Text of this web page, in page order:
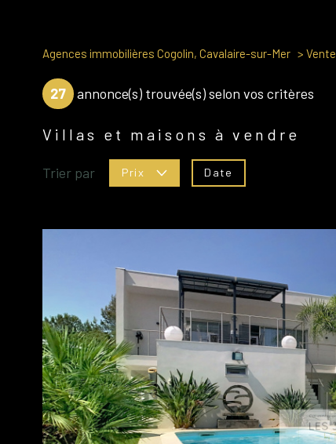
Agences immobilières Cogolin, Cavalaire-sur-Mer Vente
27 annonce(s) trouvée(s) selon vos critères
Villas et maisons à vendre
Trier par Prix Date